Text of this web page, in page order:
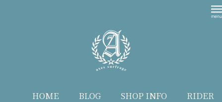
HOME BLOG SHOP INFO
RIDER